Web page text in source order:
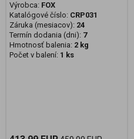
Výrobca: FOX
Katalógové číslo: CRP031
Záruka (mesiacov): 24
Termín dodania (dni): 7
Hmotnosť balenia: 2 kg
Počet v balení: 1 ks